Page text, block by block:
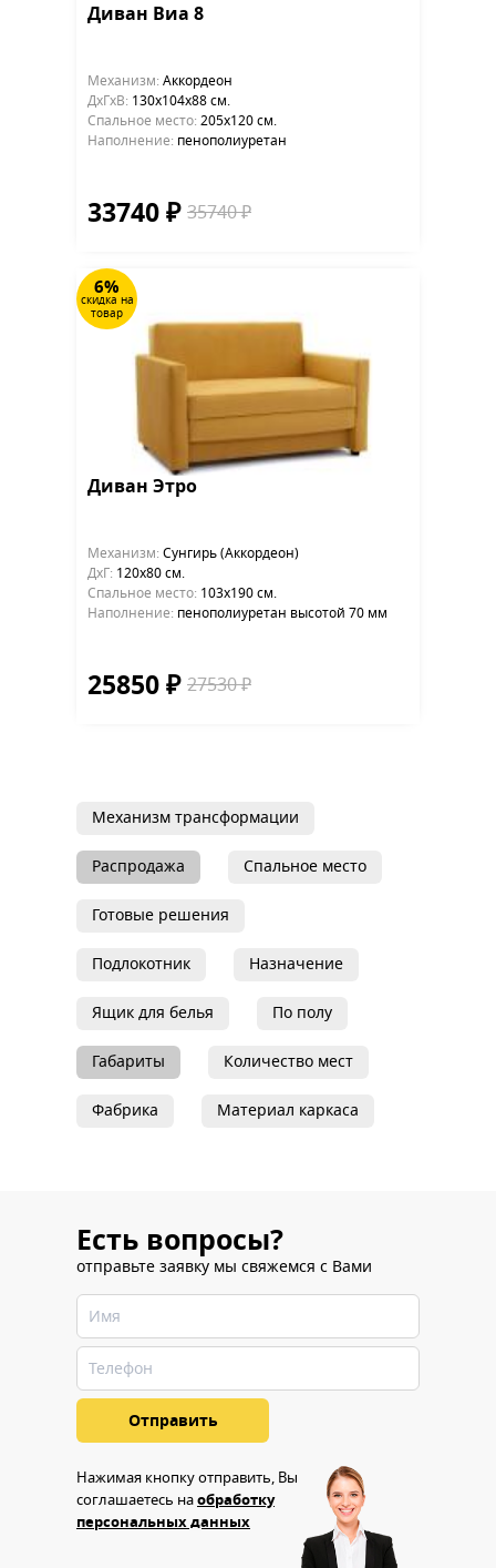
Диван Виа 8
Механизм: Аккордеон
ДхГхВ: 130х104x88 см.
Cпальное место: 205х120 см.
Наполнение: пенополиуретан
33740 ₽ 35740 ₽
6%
скидка на
товар
Диван Этро
Механизм: Сунгирь (Аккордеон)
ДхГ: 120х80 см.
Cпальное место: 103х190 см.
Наполнение: пенополиуретан высотой 70 мм
25850 ₽ 27530 ₽
Механизм трансформации
Распродажа Спальное место
Готовые решения
Подлокотник Назначение
Ящик для белья По полу
Габариты Количество мест
Фабрика Материал каркаса
Есть вопросы?
отправьте заявку мы свяжемся с Вами
Нажимая кнопку отправить, Вы
соглашаетесь наобработку
персональных данных